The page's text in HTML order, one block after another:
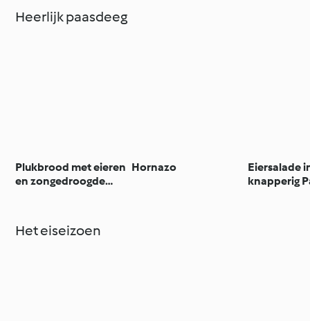
Heerlijk paasdeeg
Plukbrood met eieren
en zongedroogde
Hornazo
Eiersalade
knapperig
Het eiseizoen